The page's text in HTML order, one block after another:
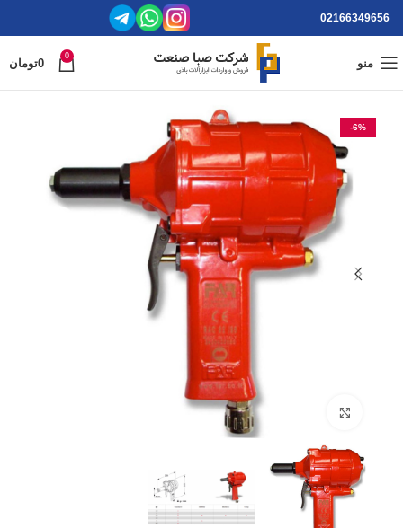
02166349656
منو
0
0تومان
-6%
برای بزرگنمایی کلیک کنید